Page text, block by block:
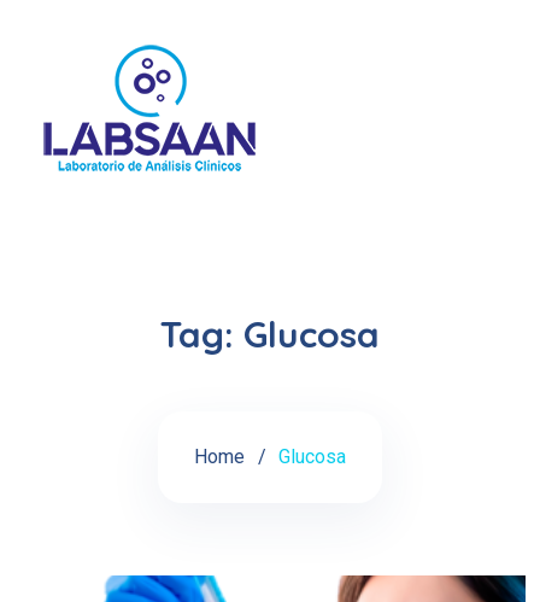
Tag: Glucosa
Home Glucosa